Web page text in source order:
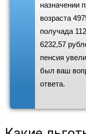
назначении
возраста
получада
6232,57
пенсия
был ваш
ответа.